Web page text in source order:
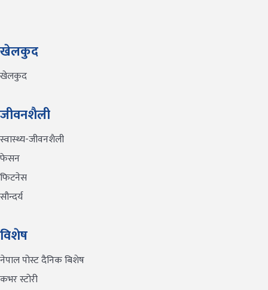
खेलकुद
खेलकुद
जीवनशैली
स्वास्थ्य-जीवनशैली
फेसन
फिटनेस
सौन्दर्य
विशेष
नेपाल पोस्ट दैनिक बिशेष
कभर स्टोरी